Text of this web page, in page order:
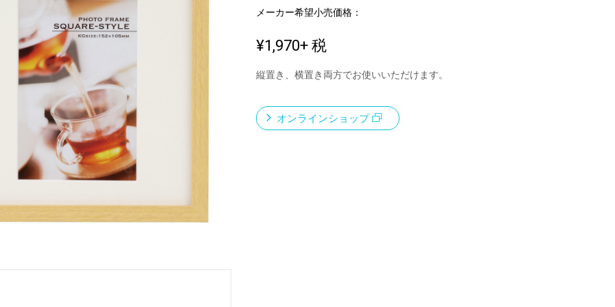
新製品一覧
メーカー希望小売価格：
¥1,970+ 税
縦置き、横置き両方でお使いいただけます。
オンラインショップ